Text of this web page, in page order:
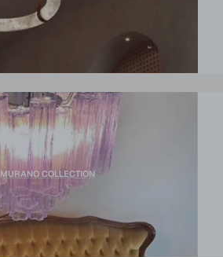
MURANO COLLECTION